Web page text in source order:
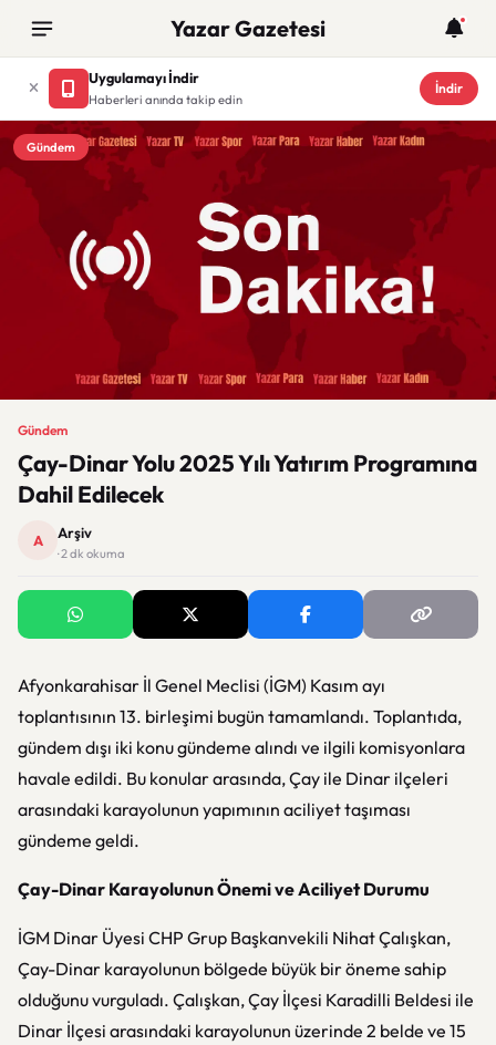
Yazar Gazetesi
Uygulamayı İndir
Haberleri anında takip edin
İndir
Gündem
Gündem
Çay-Dinar Yolu 2025 Yılı Yatırım Programına
Dahil Edilecek
A Arşiv
· 2 dk okuma
Afyonkarahisar İl Genel Meclisi (İGM) Kasım ayı
toplantısının 13. birleşimi bugün tamamlandı. Toplantıda,
gündem dışı iki konu gündeme alındı ve ilgili komisyonlara
havale edildi. Bu konular arasında, Çay ile Dinar ilçeleri
arasındaki karayolunun yapımının aciliyet taşıması
gündeme geldi.
Çay-Dinar Karayolunun Önemi ve Aciliyet Durumu
İGM Dinar Üyesi CHP Grup Başkanvekili Nihat Çalışkan,
Çay-Dinar karayolunun bölgede büyük bir öneme sahip
olduğunu vurguladı. Çalışkan, Çay İlçesi Karadilli Beldesi ile
Dinar İlçesi arasındaki karayolunun üzerinde 2 belde ve 15